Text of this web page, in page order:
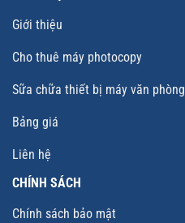
Giới thiệu
Cho thuê máy photocopy
Sữa chữa thiết bị máy văn phòng
Bảng giá
Liên hệ
CHÍNH SÁCH
Chính sách bảo mật